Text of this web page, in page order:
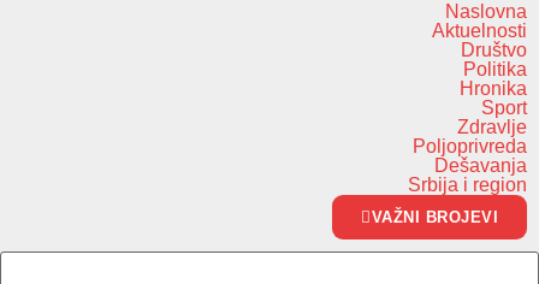
Naslovna
Aktuelnosti
Društvo
Politika
Hronika
Sport
Zdravlje
Poljoprivreda
Dešavanja
Srbija i region
VAŽNI BROJEVI